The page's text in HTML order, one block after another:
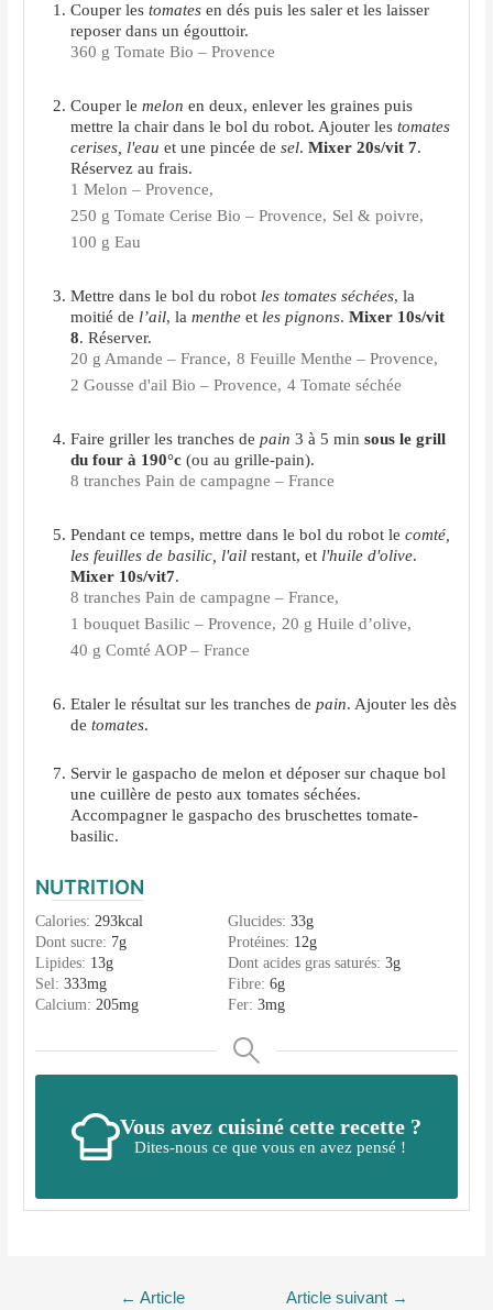
Couper lestomatesen dés puis les saler et les laisser
reposer dans un égouttoir.
360 g Tomate Bio – Provence
Couper lemelonen deux, enlever les graines puis
mettre la chair dans le bol du robot. Ajouter lestomates
cerises, l'eau et une pincée desel.Mixer 20s/vit 7.
Réservez au frais.
1 Melon – Provence,
250 g Tomate Cerise Bio – Provence, Sel & poivre,
100 g Eau
Mettre dans le bol du robot les tomates séchées, la
moitié de l’ail, lamenthe etles pignons.Mixer 10s/vit
8. Réserver.
20 g Amande – France, 8 Feuille Menthe – Provence,
2 Gousse d'ail Bio – Provence, 4 Tomate séchée
Faire griller les tranches depain3 à 5 minsous le grill
du four à 190°c(ou au grille-pain).
8 tranches Pain de campagne – France
Pendant ce temps, mettre dans le bol du robot lecomté,
les feuilles de basilic, l'ailrestant, et l'huile d'olive.
Mixer 10s/vit7.
8 tranches Pain de campagne – France,
1 bouquet Basilic – Provence, 20 g Huile d’olive,
40 g Comté AOP – France
Etaler le résultat sur les tranches depain. Ajouter les dès
detomates.
Servir le gaspacho de melon et déposer sur chaque bol
une cuillère de pesto aux tomates séchées.
Accompagner le gaspacho des bruschettes tomate-
basilic.
NUTRITION
Calories:293kcal Glucides:33g
Dont sucre: 7g Protéines: 12g
Lipides: 13g Dont acides gras saturés:3g
Sel:333mg Fibre:6g
Calcium:205mg Fer:3mg
Vous avez cuisiné cette recette ?
Dites-nous ce que vous en avez pensé !
← Article
Article suivant →